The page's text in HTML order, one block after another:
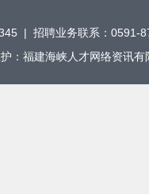
| 招聘业务联系：
：福建海峡人才网络资讯